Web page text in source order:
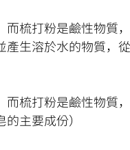
而梳打粉是鹼性物質
產生溶於水的物質，
而梳打粉是鹼性物質
主要成份）